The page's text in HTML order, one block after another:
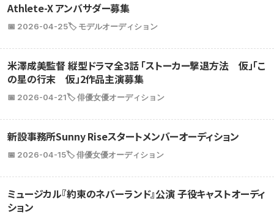
Athlete-X アンバサダー募集
📅 2026-04-25🏷️ モデルオーディション
米澤成美監督 縦型ドラマ全3話 「ストーカー撃退方法 仮」「こ
の星の行末 仮」2作品主演募集
📅 2026-04-21🏷️ 俳優女優オーディション
新設事務所Sunny Riseスタートメンバーオーディション
📅 2026-04-15🏷️ 俳優女優オーディション
ミュージカル『約束のネバーランド』公演 子役キャストオーディ
ション